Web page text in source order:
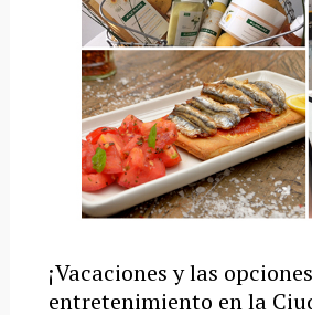
¡Vacaciones y las
entretenimiento en la